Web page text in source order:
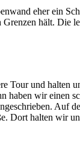
eher ein
Grenzen hält.
Tour und
haben wir einen
Auf
Dort halten wir